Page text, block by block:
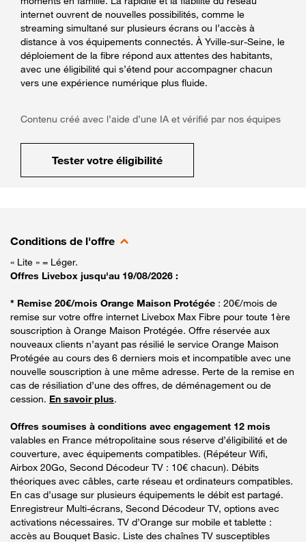
internet ouvrent de nouvelles possibilités, comme le
streaming simultané sur plusieurs écrans ou l’accès à
distance à vos équipements connectés. À Yville-sur-Seine, le
déploiement de la fibre répond aux attentes des habitants,
avec une éligibilité qui s’étend pour accompagner chacun
vers une expérience numérique plus fluide.
Contenu créé avec l’aide d’une IA et vérifié par nos équipes
Tester votre éligibilité
Conditions de l'offre
« Lite » = Léger.
Offres Livebox jusqu'au 19/08/2026 :
* Remise 20€/mois Orange Maison Protégée : 20€/mois de
remise sur votre offre internet Livebox Max Fibre pour toute 1ère
souscription à Orange Maison Protégée. Offre réservée aux
nouveaux clients n’ayant pas résilié le service Orange Maison
Protégée au cours des 6 derniers mois et incompatible avec une
nouvelle souscription à une même adresse. Perte de la remise en
cas de résiliation d’une des offres, de déménagement ou de
cession. En savoir plus.
Offres soumises à conditions avec engagement 12 mois
valables en France métropolitaine sous réserve d’éligibilité et de
couverture, avec équipements compatibles. (Répéteur Wifi,
Airbox 20Go, Second Décodeur TV : 10€ chacun). Débits
théoriques avec câbles, carte réseau et ordinateurs compatibles.
En cas d’usage sur plusieurs équipements le débit est partagé.
Enregistreur Multi-écrans, Second Décodeur TV, options avec
activations nécessaires. TV d’Orange sur mobile et tablette :
accès au Bouquet Basic. Liste des chaînes TV susceptibles